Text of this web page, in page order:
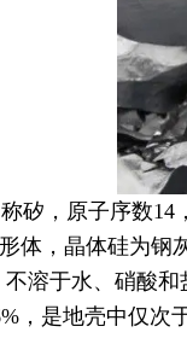
矽，原子序数
体，晶体硅为
溶于水、硝酸
，是地壳中仅